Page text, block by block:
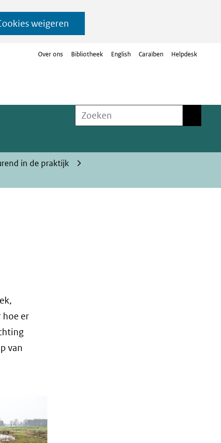
weigeren
Over ons Bibliotheek English Caraïben Helpdesk
Zoeken
in de praktijk
hoe er
van